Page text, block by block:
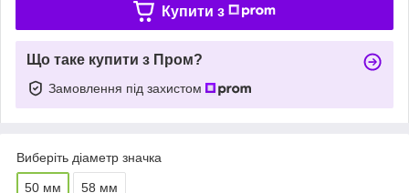
Купити з
Що таке купити з Пром?
Замовлення під захистом
Виберіть діаметр значка
50 мм 58 мм